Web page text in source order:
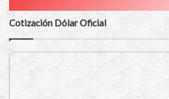
Cotización Dólar Oficial